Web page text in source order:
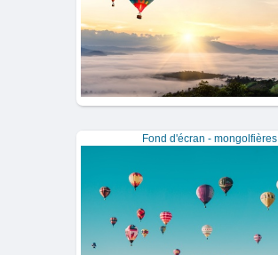
Fond d'écran - mongolfières